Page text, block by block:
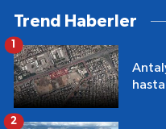
Trend Haberler
1
2